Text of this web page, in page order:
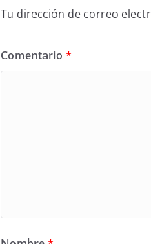
Tu dirección de correo
Comentario *